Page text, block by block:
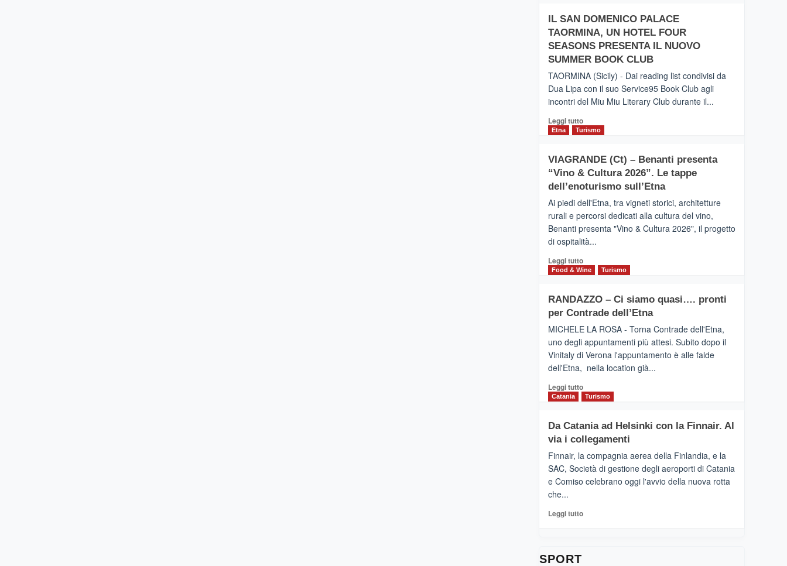
PIEDIMONTE
ETNEO
–
Meta
privilegiata
secondo
i
di
Airbnb.
la
Valle
Alcantara
nei
primi
classifica
siciliana
IL SAN DOMENICO PALACE
TAORMINA, UN HOTEL FOUR
SEASONS PRESENTA IL NUOVO
SUMMER BOOK CLUB
TAORMINA (Sicily) - Dai reading list condivisi da
Dua Lipa con il suo Service95 Book Club agli
incontri del Miu Miu Literary Club durante il...
Leggi tuttoLeggi
di
IL
SAN
DOMENICO
TAORMINA,
UN
HOTEL
FOUR
PRESENTA
IL
SUMMER
BOOK
CLUB
Etna Turismo
VIAGRANDE (Ct) – Benanti presenta
“Vino & Cultura 2026”. Le tappe
dell’enoturismo sull’Etna
Ai piedi dell'Etna, tra vigneti storici, architetture
rurali e percorsi dedicati alla cultura del vino,
Benanti presenta "Vino & Cultura 2026", il progetto
di ospitalità...
Leggi tuttoLeggi
di
VIAGRANDE
(Ct)
–
presenta
“Vino
&
2026”.
Le
dell’enoturismo
sull’Etna
Food & Wine Turismo
RANDAZZO – Ci siamo quasi…. pronti
per Contrade dell’Etna
MICHELE LA ROSA - Torna Contrade dell'Etna,
uno degli appuntamenti più attesi. Subito dopo il
Vinitaly di Verona l'appuntamento è alle falde
dell'Etna, nella location già...
Leggi tuttoLeggi
di
RANDAZZO
–
siamo
quasi….
pronti
dell’Etna
Catania Turismo
Da Catania ad Helsinki con la Finnair. Al
via i collegamenti
Finnair, la compagnia aerea della Finlandia, e la
SAC, Società di gestione degli aeroporti di Catania
e Comiso celebrano oggi l'avvio della nuova rotta
che...
Leggi tuttoLeggi
SPORT